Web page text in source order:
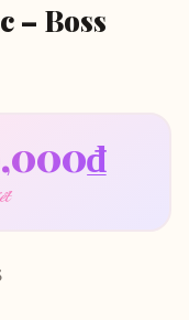
– Boss
₫Giá
hiện